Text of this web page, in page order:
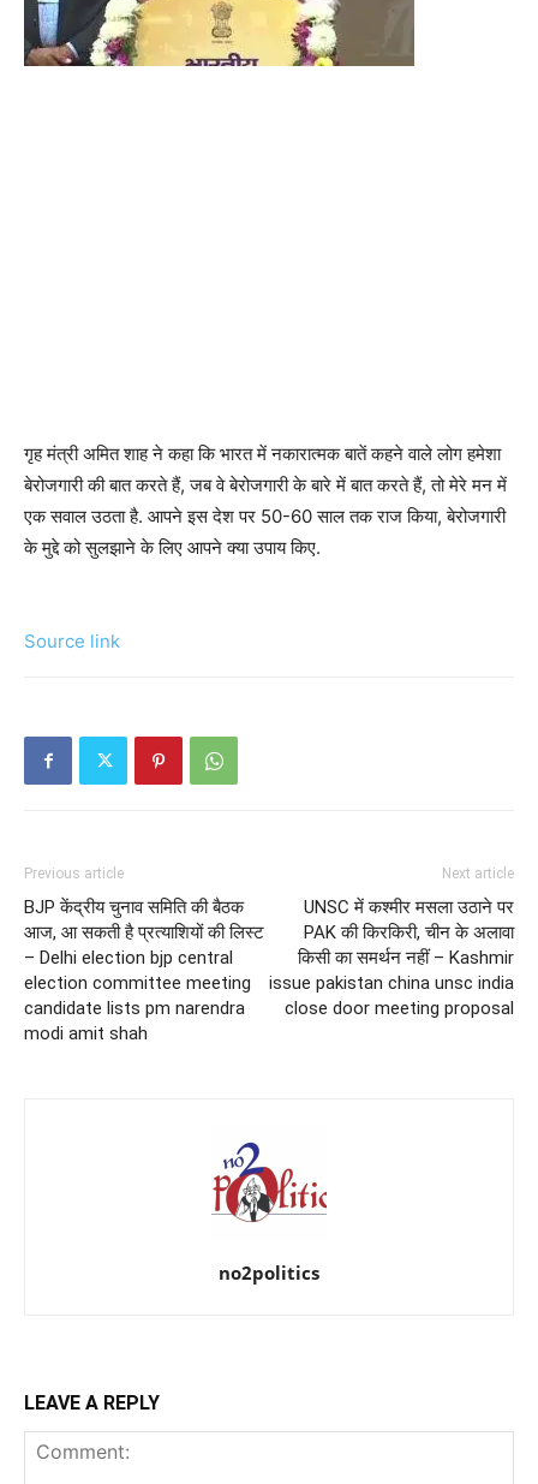
गृह मंत्री अमित शाह ने कहा कि भारत में नकारात्मक बातें कहने वाले लोग हमेशा
बेरोजगारी की बात करते हैं, जब वे बेरोजगारी के बारे में बात करते हैं, तो मेरे मन में
एक सवाल उठता है. आपने इस देश पर 50-60 साल तक राज किया, बेरोजगारी
के मुद्दे को सुलझाने के लिए आपने क्या उपाय किए.
Source link
Previous article
BJP केंद्रीय चुनाव समिति की बैठक
आज, आ सकती है प्रत्याशियों की लिस्ट
– Delhi election bjp central
election committee meeting
candidate lists pm narendra
modi amit shah
Next article
UNSC में कश्मीर मसला उठाने पर
PAK की किरकिरी, चीन के अलावा
किसी का समर्थन नहीं – Kashmir
issue pakistan china unsc india
close door meeting proposal
no2politics
LEAVE A REPLY